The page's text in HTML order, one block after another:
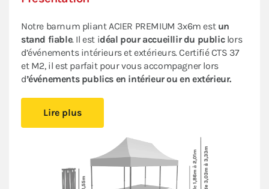
Notre barnum pliant ACIER PREMIUM 3x6m est un
stand fiable. Il est idéal pour accueillir du publiclors
d’événements intérieurs et extérieurs. Certifié CTS 37
et M2, il est parfait pour vous accompagner lors
d’événements publics en intérieur ou en extérieur.
pourrez l’installer simplement.
permet de créer un espace couvert sans effort.
Installez-vous confortablement où vous le souhaitez,
vous serez protégédu soleil ou de la pluie.
Sa bâche de toit en Polyester avec enduction PVC de
Lire plus